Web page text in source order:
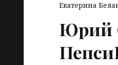
Екатерина
Юрий